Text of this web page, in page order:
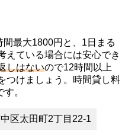
間最大1800円と、1日まる
えている場合には安心でき
しはないので12時間以上
つけましょう。時間貸し料
。
区太田町2丁目22-1